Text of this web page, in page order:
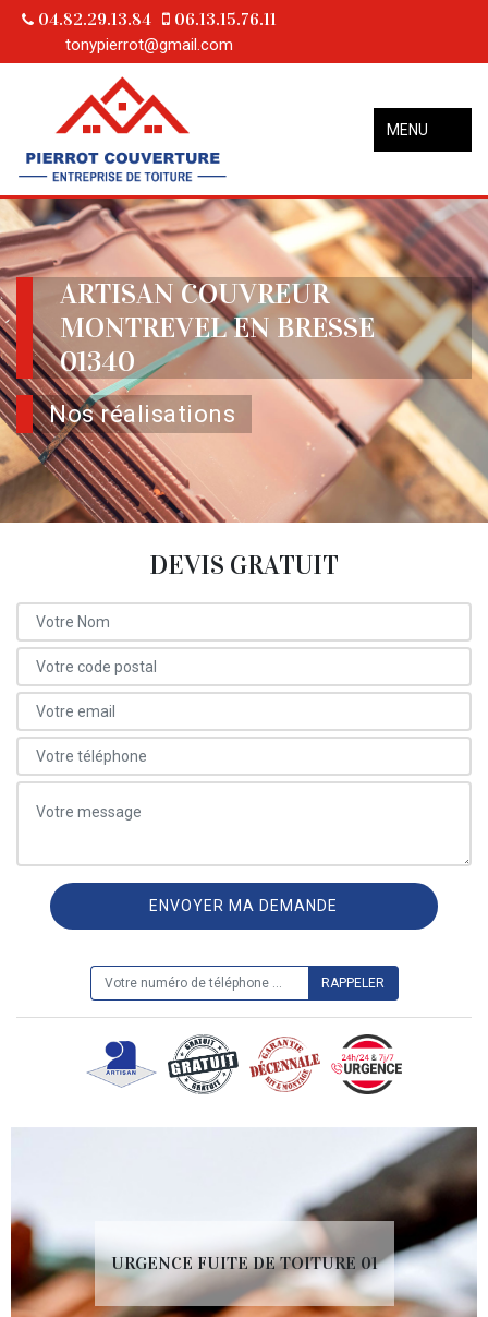
04.82.29.13.84 06.13.15.76.11
tonypierrot@gmail.com
MENU
ARTISAN COUVREUR
MONTREVEL EN BRESSE
01340
Nos réalisations
DEVIS GRATUIT
URGENCE FUITE DE TOITURE 01